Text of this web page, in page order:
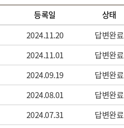
등록일
상태
2024.11.20
답변완료
2024.11.01
답변완료
2024.09.19
답변완료
2024.08.01
답변완료
2024.07.31
답변완료